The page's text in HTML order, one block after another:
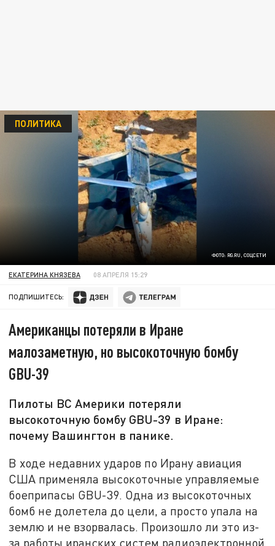
ФОТО: RG.RU, СОЦСЕТИ
ПОЛИТИКА
ЕКАТЕРИНА КНЯЗЕВА 08 АПРЕЛЯ 15:29
ПОДПИШИТЕСЬ:
Американцы потеряли в Иране
малозаметную, но высокоточную бомбу
GBU-39
Пилоты ВС Америки потеряли
высокоточную бомбу GBU-39 в Иране:
почему Вашингтон в панике.
В ходе недавних ударов по Ирану авиация
США применяла высокоточные управляемые
боеприпасы GBU-39. Одна из высокоточных
бомб не долетела до цели, а просто упала на
землю и не взорвалась. Произошло ли это из-
за работы иранских систем радиоэлектронной